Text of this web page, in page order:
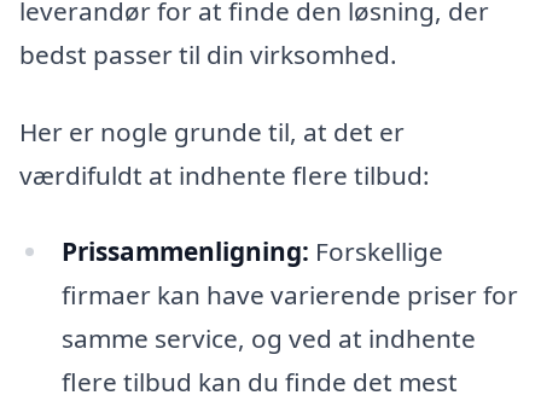
leverandør for at finde den løsning, der
bedst passer til din virksomhed.
Her er nogle grunde til, at det er
værdifuldt at indhente flere tilbud:
Prissammenligning: Forskellige
firmaer kan have varierende priser for
samme service, og ved at indhente
flere tilbud kan du finde det mest